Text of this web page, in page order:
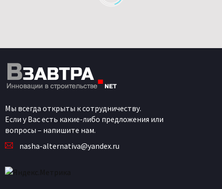
Мы всегда открыты к сотрудничеству.
Если у Вас есть какие-либо предложения или
вопросы – напишите нам.
nasha-alternativa@yandex.ru